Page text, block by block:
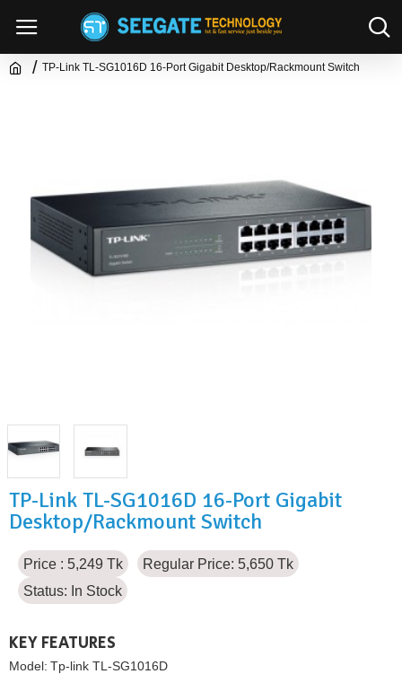
TP-Link TL-SG1016D 16-Port Gigabit Desktop/Rackmount Switch
TP-Link TL-SG1016D 16-Port Gigabit
Desktop/Rackmount Switch
Price : 5,249 Tk
Regular Price: 5,650 Tk
Status: In Stock
KEY FEATURES
Model: Tp-link TL-SG1016D